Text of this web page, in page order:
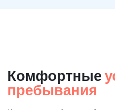
Комфортные
пребывания